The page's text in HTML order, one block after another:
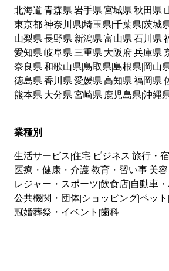
北海道 青森県 岩手県 宮城県 秋田県
東京都神奈川県 埼玉県 千葉県 茨城
山梨県 長野県 新潟県 富山県 石川県
愛知県 岐阜県 三重県 大阪府兵庫県
奈良県 和歌山県 鳥取県 島根県 岡山
徳島県 香川県 愛媛県 高知県 福岡県
熊本県 大分県 宮崎県 鹿児島県 沖縄
業種別
生活サービス 住宅 ビジネス 旅行・
医療・健康・介護教育・習い事 美
レジャー・スポーツ 飲食店 自動車
公共機関・団体 ショッピングペット
冠婚葬祭・イベント 歯科